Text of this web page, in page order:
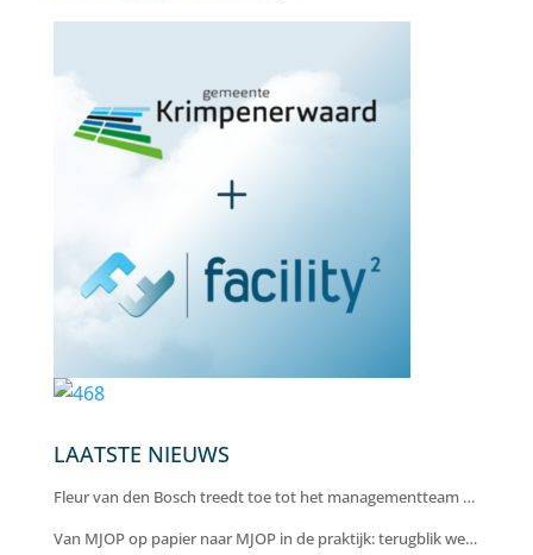
LAATSTE NIEUWS
Fleur van den Bosch treedt toe tot het managementteam van Facility Kwadraat als Chief Operating Officer
Van MJOP op papier naar MJOP in de praktijk: terugblik webinar